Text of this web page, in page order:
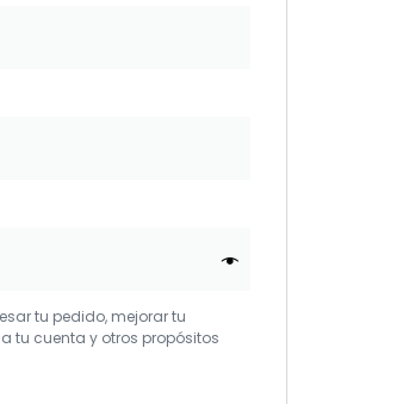
tu pedido, mejorar tu
tu cuenta y otros propósitos